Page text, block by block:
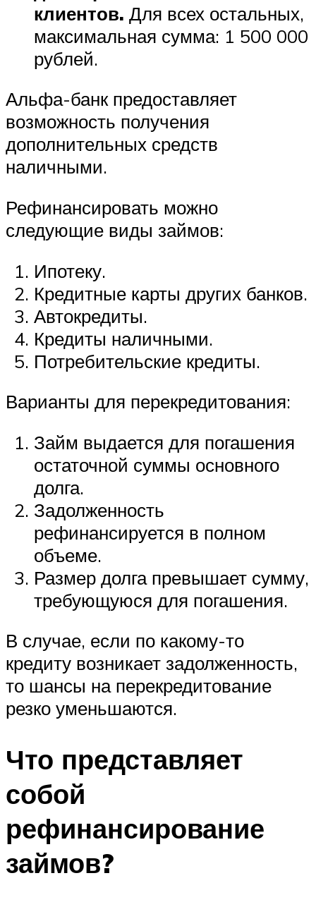
клиентов. Для всех остальных,
максимальная сумма: 1 500 000
рублей.
Альфа-банк предоставляет
возможность получения
дополнительных средств
наличными.
Рефинансировать можно
следующие виды займов:
Ипотеку.
Кредитные карты других банков.
Автокредиты.
Кредиты наличными.
Потребительские кредиты.
Варианты для перекредитования:
Займ выдается для погашения
остаточной суммы основного
долга.
Задолженность
рефинансируется в полном
объеме.
Размер долга превышает сумму,
требующуюся для погашения.
В случае, если по какому-то
кредиту возникает задолженность,
то шансы на перекредитование
резко уменьшаются.
Что представляет
собой
рефинансирование
займов?